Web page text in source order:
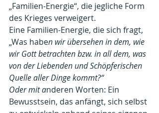
„Familien-Energie“, die jegliche Form
des Krieges verweigert.
Eine Familien-Energie, die sich fragt,
„Was haben wir übersehen in dem, wie
wir Gott betrachten bzw. in all dem, was
von der Liebenden und Schöpferischen
Quelle aller Dinge kommt?“
Oder mit anderen Worten: Ein
Bewusstsein, das anfängt, sich selbst